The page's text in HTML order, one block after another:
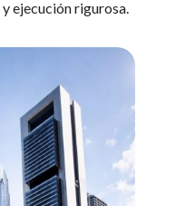
ejecución rigurosa.